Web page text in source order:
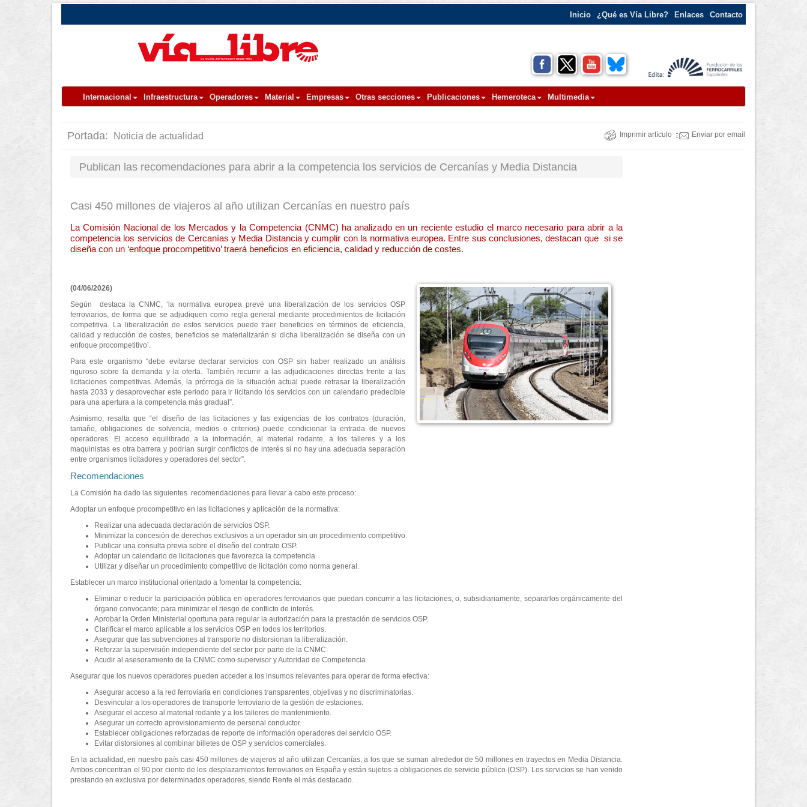
Inicio ¿Qué es Vía Libre? Enlaces Contacto
Internacional Infraestructura Operadores Material Empresas Otras secciones Publicaciones Hemeroteca Multimedia
Portada: Noticia de actualidad Imprimir artículo Enviar por email
Publican las recomendaciones para abrir a la competencia los servicios de Cercanías y Media Distancia
Casi 450 millones de viajeros al año utilizan Cercanías en nuestro país
La Comisión Nacional de los Mercados y la Competencia (CNMC) ha analizado en un reciente estudio el marco necesario para abrir a la
competencia los servicios de Cercanías y Media Distancia y cumplir con la normativa europea. Entre sus conclusiones, destacan que si se
diseña con un ‘enfoque procompetitivo’ traerá beneficios en eficiencia, calidad y reducción de costes.
(04/06/2026)
Según destaca la CNMC, ‘la normativa europea prevé una liberalización de los servicios OSP
ferroviarios, de forma que se adjudiquen como regla general mediante procedimientos de licitación
competitiva. La liberalización de estos servicios puede traer beneficios en términos de eficiencia,
calidad y reducción de costes, beneficios se materializarán si dicha liberalización se diseña con un
enfoque procompetitivo’.
Para este organismo “debe evitarse declarar servicios con OSP sin haber realizado un análisis
riguroso sobre la demanda y la oferta. También recurrir a las adjudicaciones directas frente a las
licitaciones competitivas. Además, la prórroga de la situación actual puede retrasar la liberalización
hasta 2033 y desaprovechar este periodo para ir licitando los servicios con un calendario predecible
para una apertura a la competencia más gradual”.
Asimismo, resalta que “el diseño de las licitaciones y las exigencias de los contratos (duración,
tamaño, obligaciones de solvencia, medios o criterios) puede condicionar la entrada de nuevos
operadores. El acceso equilibrado a la información, al material rodante, a los talleres y a los
maquinistas es otra barrera y podrían surgir conflictos de interés si no hay una adecuada separación
entre organismos licitadores y operadores del sector”.
Recomendaciones
La Comisión ha dado las siguientes recomendaciones para llevar a cabo este proceso:
Adoptar un enfoque procompetitivo en las licitaciones y aplicación de la normativa:
Realizar una adecuada declaración de servicios OSP.
Minimizar la concesión de derechos exclusivos a un operador sin un procedimiento competitivo.
Publicar una consulta previa sobre el diseño del contrato OSP.
Adoptar un calendario de licitaciones que favorezca la competencia
Utilizar y diseñar un procedimiento competitivo de licitación como norma general.
Establecer un marco institucional orientado a fomentar la competencia:
Eliminar o reducir la participación pública en operadores ferroviarios que puedan concurrir a las licitaciones, o, subsidiariamente, separarlos orgánicamente del
órgano convocante; para minimizar el riesgo de conflicto de interés.
Aprobar la Orden Ministerial oportuna para regular la autorización para la prestación de servicios OSP.
Clarificar el marco aplicable a los servicios OSP en todos los territorios.
Asegurar que las subvenciones al transporte no distorsionan la liberalización.
Reforzar la supervisión independiente del sector por parte de la CNMC.
Acudir al asesoramiento de la CNMC como supervisor y Autoridad de Competencia.
Asegurar que los nuevos operadores pueden acceder a los insumos relevantes para operar de forma efectiva:
Asegurar acceso a la red ferroviaria en condiciones transparentes, objetivas y no discriminatorias.
Desvincular a los operadores de transporte ferroviario de la gestión de estaciones.
Asegurar el acceso al material rodante y a los talleres de mantenimiento.
Asegurar un correcto aprovisionamiento de personal conductor.
Establecer obligaciones reforzadas de reporte de información operadores del servicio OSP.
Evitar distorsiones al combinar billetes de OSP y servicios comerciales.
En la actualidad, en nuestro país casi 450 millones de viajeros al año utilizan Cercanías, a los que se suman alrededor de 50 millones en trayectos en Media Distancia.
Ambos concentran el 90 por ciento de los desplazamientos ferroviarios en España y están sujetos a obligaciones de servicio público (OSP). Los servicios se han venido
prestando en exclusiva por determinados operadores, siendo Renfe el más destacado.